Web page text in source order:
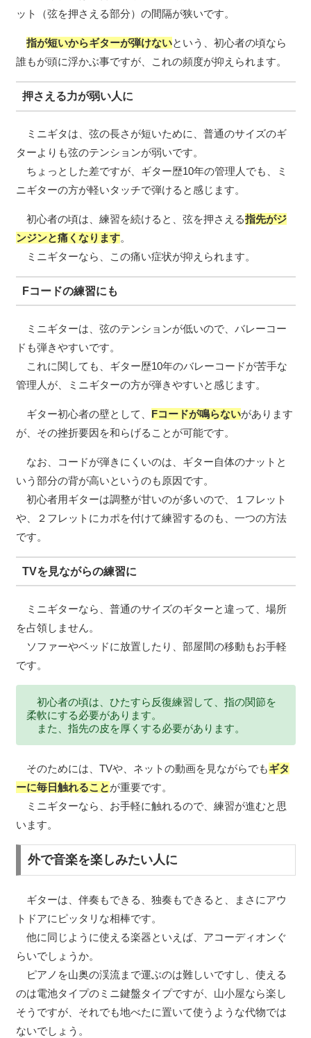
ット（弦を押さえる部分）の間隔が狭いです。
指が短いからギターが弾けないという、初心者の頃なら
誰もが頭に浮かぶ事ですが、これの頻度が抑えられます。
押さえる力が弱い人に
ミニギタは、弦の長さが短いために、普通のサイズのギ
ターよりも弦のテンションが弱いです。
ちょっとした差ですが、ギター歴10年の管理人でも、ミ
ニギターの方が軽いタッチで弾けると感じます。
初心者の頃は、練習を続けると、弦を押さえる指先がジ
ンジンと痛くなります。
ミニギターなら、この痛い症状が抑えられます。
Fコードの練習にも
ミニギターは、弦のテンションが低いので、バレーコー
ドも弾きやすいです。
これに関しても、ギター歴10年のバレーコードが苦手な
管理人が、ミニギターの方が弾きやすいと感じます。
ギター初心者の壁として、 Fコードが鳴らないがあります
が、その挫折要因を和らげることが可能です。
なお、コードが弾きにくいのは、ギター自体のナットと
いう部分の背が高いというのも原因です。
初心者用ギターは調整が甘いのが多いので、１フレット
や、２フレットにカポを付けて練習するのも、一つの方法
です。
TVを見ながらの練習に
ミニギターなら、普通のサイズのギターと違って、場所
を占領しません。
ソファーやベッドに放置したり、部屋間の移動もお手軽
です。
初心者の頃は、ひたすら反復練習して、指の関節を
柔軟にする必要があります。
また、指先の皮を厚くする必要があります。
そのためには、TVや、ネットの動画を見ながらでもギタ
ーに毎日触れることが重要です。
ミニギターなら、お手軽に触れるので、練習が進むと思
います。
外で音楽を楽しみたい人に
ギターは、伴奏もできる、独奏もできると、まさにアウ
トドアにピッタリな相棒です。
他に同じように使える楽器といえば、アコーディオンぐ
らいでしょうか。
ピアノを山奥の渓流まで運ぶのは難しいですし、使える
のは電池タイプのミニ鍵盤タイプですが、山小屋なら楽し
そうですが、それでも地べたに置いて使うような代物では
ないでしょう。